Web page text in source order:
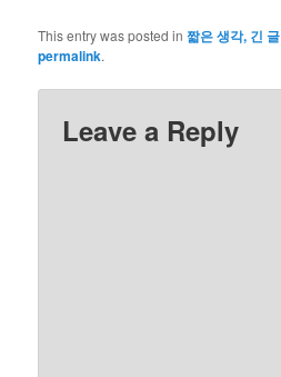
This entry was posted in짧은 생각, 긴 글
permalink.
Leave a Reply